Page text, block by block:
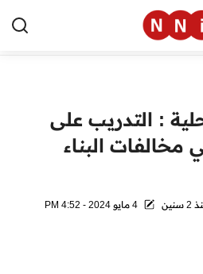
: التدريب على
مخالفات البناء
سنين 4 مايو 2024 - 4:52 PM